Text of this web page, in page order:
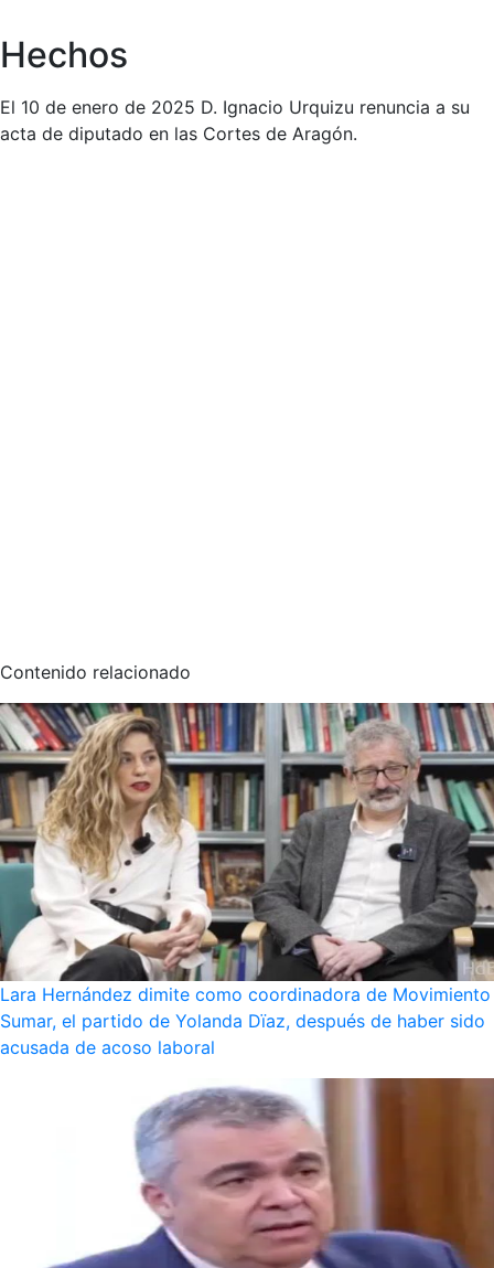
Hechos
El 10 de enero de 2025 D. Ignacio Urquizu renuncia a su
acta de diputado en las Cortes de Aragón.
Contenido relacionado
Lara Hernández dimite como coordinadora de Movimiento
Sumar, el partido de Yolanda Dïaz, después de haber sido
acusada de acoso laboral